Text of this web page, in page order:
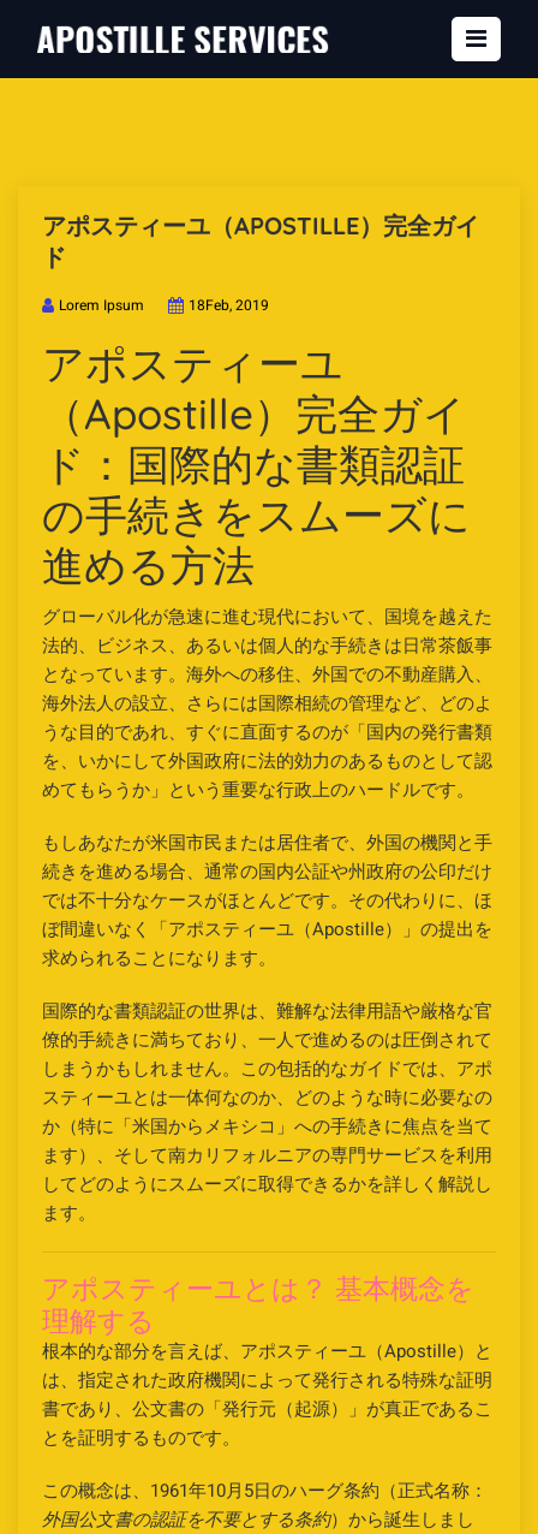
アポスティーユ（APOSTILLE）完全ガイ
ド
Lorem Ipsum 18Feb, 2019
アポスティーユ
（Apostille）完全ガイ
ド：国際的な書類認証
の手続きをスムーズに
進める方法
グローバル化が急速に進む現代において、国境を越えた
法的、ビジネス、あるいは個人的な手続きは日常茶飯事
となっています。海外への移住、外国での不動産購入、
海外法人の設立、さらには国際相続の管理など、どのよ
うな目的であれ、すぐに直面するのが「国内の発行書類
を、いかにして外国政府に法的効力のあるものとして認
めてもらうか」という重要な行政上のハードルです。
もしあなたが米国市民または居住者で、外国の機関と手
続きを進める場合、通常の国内公証や州政府の公印だけ
では不十分なケースがほとんどです。その代わりに、ほ
ぼ間違いなく「アポスティーユ（Apostille）」の提出を
求められることになります。
国際的な書類認証の世界は、難解な法律用語や厳格な官
僚的手続きに満ちており、一人で進めるのは圧倒されて
しまうかもしれません。この包括的なガイドでは、アポ
スティーユとは一体何なのか、どのような時に必要なの
か（特に「米国からメキシコ」への手続きに焦点を当て
ます）、そして南カリフォルニアの専門サービスを利用
してどのようにスムーズに取得できるかを詳しく解説し
ます。
アポスティーユとは？ 基本概念を
理解する
根本的な部分を言えば、アポスティーユ（Apostille）と
は、指定された政府機関によって発行される特殊な証明
書であり、公文書の「発行元（起源）」が真正であるこ
とを証明するものです。
この概念は、1961年10月5日のハーグ条約（正式名称：
外国公文書の認証を不要とする条約）から誕生しまし